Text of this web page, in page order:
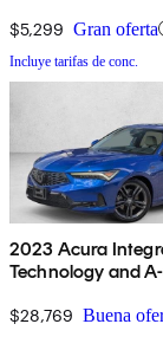
$5,299 Gran oferta
Incluye tarifas de conc.
2023 Acura
Technology and
$28,769 Buena